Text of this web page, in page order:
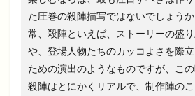
た圧巻の殺陣描写ではないでしょう
常、殺陣といえば、ストーリーの盛り
や、登場人物たちのカッコよさを際
ための演出のようなものですが、こ
殺陣はとにかくリアルで、制作陣のこ